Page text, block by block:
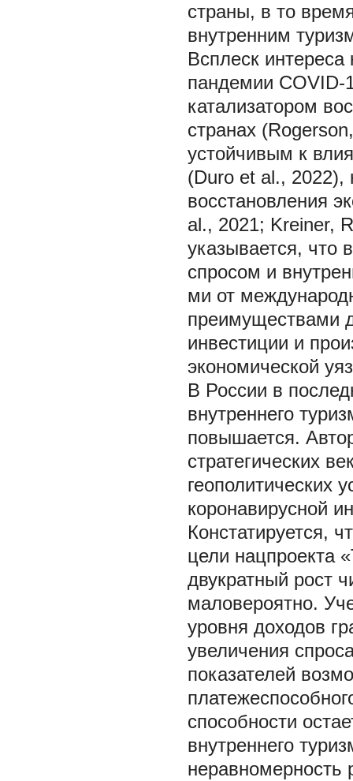
страны, в то
внутренним
Всплеск
пандемии COVID-
катализатором
странах
устойчивым к
(Duro et al., 2022),
восстановления
al., 2021; Kreiner,
указывается, что
спросом и
ми от
преимуществами
инвестиции и
экономической
В России в
внутреннего
повышается.
стратегических
геополитических
коронавирусной
Констатируется,
цели нацпроекта
двукратный рост
маловероятно.
уровня доходов
увеличения
показателей
способности
внутреннего
неравномерность